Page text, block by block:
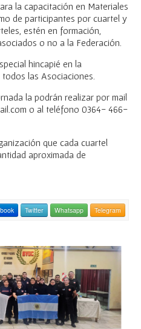
la capacitación en Materiales
de participantes por cuartel y
estén en formación,
o no a la Federación.
hincapié en la
las Asociaciones.
la podrán realizar por mail
o al teléfono 0364- 466-
que cada cuartel
aproximada de
Twitter Whatsapp Telegram